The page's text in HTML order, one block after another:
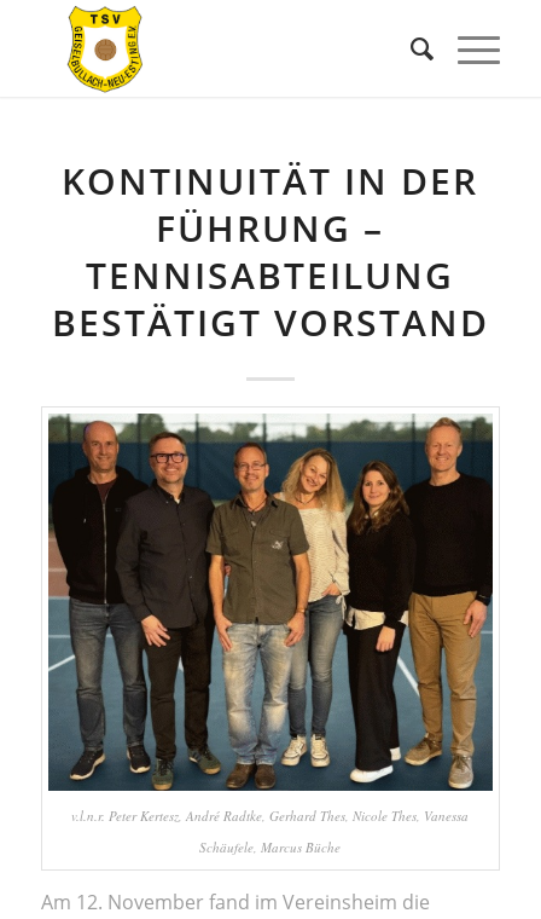
KONTINUITÄT IN DER
FÜHRUNG –
TENNISABTEILUNG
BESTÄTIGT VORSTAND
v.l.n.r. Peter Kertesz, André Radtke, Gerhard Thes, Nicole Thes, Vanessa
Schäufele, Marcus Büche
Am 12. November fand im Vereinsheim die